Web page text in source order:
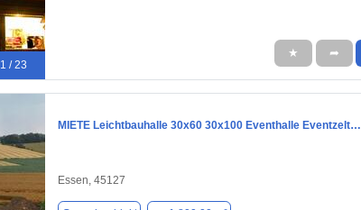
1 / 23
★ ➦
MIETE Leichtbauhalle 30x60 30x100 Eventhalle Eventzelt…
Essen, 45127